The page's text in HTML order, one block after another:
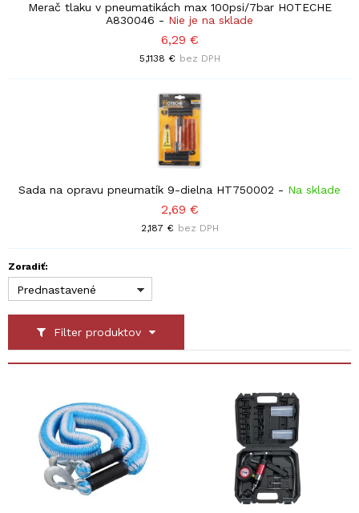
Merač tlaku v pneumatikách max 100psi/7bar HOTECHE
A830046 - Nie je na sklade
6,29 €
5,1138 € bez DPH
Sada na opravu pneumatík 9-dielna HT750002 - Na sklade
2,69 €
2,187 € bez DPH
Filter produktov
Zoradiť:
Prednastavené